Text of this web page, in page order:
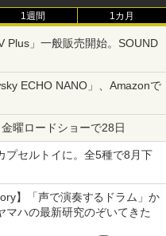
1週間 1カ月
Plus」一般販売開始。SOUND
ECHO NANO」、Amazonで
曜ロードショーで28日
プセルトイに。全5種で8月下
】「声で演奏するドラム」か
マハの最新研究のぞいてきた